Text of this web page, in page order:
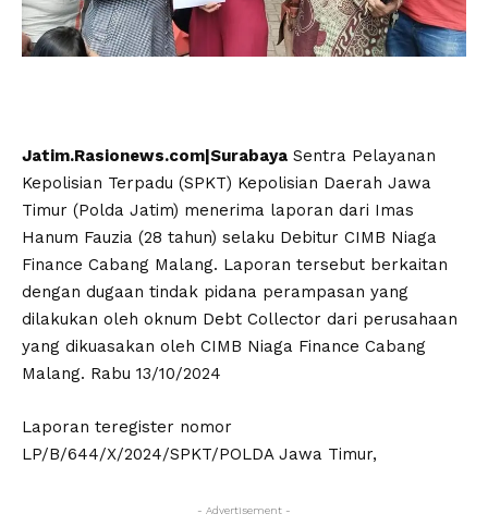
Jatim.Rasionews.com|Surabaya Sentra Pelayanan
Kepolisian Terpadu (SPKT) Kepolisian Daerah Jawa
Timur (Polda Jatim) menerima laporan dari Imas
Hanum Fauzia (28 tahun) selaku Debitur CIMB Niaga
Finance Cabang Malang. Laporan tersebut berkaitan
dengan dugaan tindak pidana perampasan yang
dilakukan oleh oknum Debt Collector dari perusahaan
yang dikuasakan oleh CIMB Niaga Finance Cabang
Malang. Rabu 13/10/2024
Laporan teregister nomor
LP/B/644/X/2024/SPKT/POLDA Jawa Timur,
- Advertisement -